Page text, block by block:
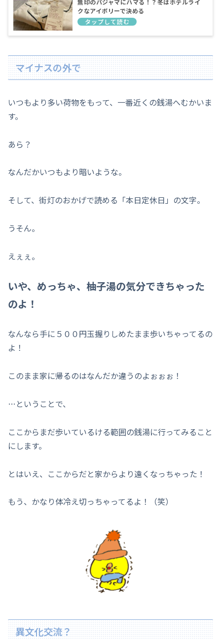
クなアイボリーで決める
マイナスの外で
いつもより多い荷物をもって、一番近くの銭湯へむかいま
す。
あら？
なんだかいつもより暗いような。
そして、街灯のおかげで読める「本日定休日」の文字。
うそん。
えぇぇ。
いや、めっちゃ、柚子湯の気分できちゃった
のよ！
なんなら手に５００円玉握りしめたまま歩いちゃってるの
よ！
このまま家に帰るのはなんだか違うのよぉぉぉ！
…ということで、
ここからまだ歩いているける範囲の銭湯に行ってみること
にします。
とはいえ、ここからだと家からより遠くなっちゃった！
もう、かなり体冷え切っちゃってるよ！（笑）
異文化交流？